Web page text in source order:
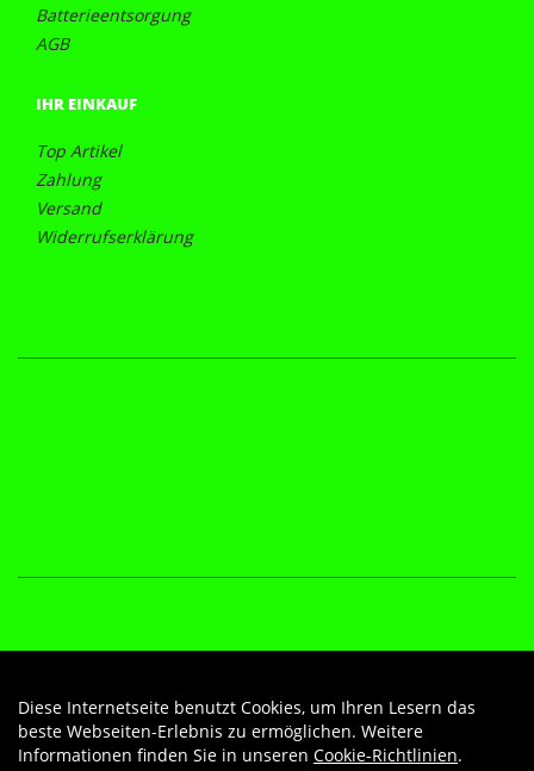
Batterieentsorgung
AGB
IHR EINKAUF
Top Artikel
Zahlung
Versand
Widerrufserklärung
Diese Internetseite benutzt Cookies, um Ihren Lesern das
beste Webseiten-Erlebnis zu ermöglichen. Weitere
Informationen finden Sie in unseren Cookie-Richtlinien.
Auftrag widerrufen